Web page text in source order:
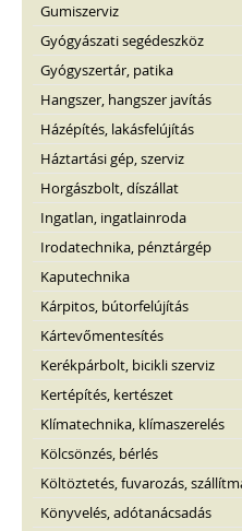
Gumiszerviz
Gyógyászati segédeszköz
Gyógyszertár, patika
Hangszer, hangszer javítás
Házépítés, lakásfelújítás
Háztartási gép, szerviz
Horgászbolt, díszállat
Ingatlan, ingatlainroda
Irodatechnika, pénztárgép
Kaputechnika
Kárpitos, bútorfelújítás
Kártevőmentesítés
Kerékpárbolt, bicikli szerviz
Kertépítés, kertészet
Klímatechnika, klímaszerelés
Kölcsönzés, bérlés
Költöztetés, fuvarozás,
Könyvelés, adótanácsadás